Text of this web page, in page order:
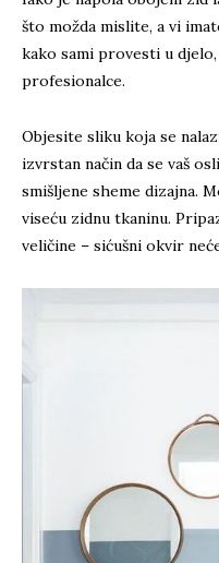
što možda mislite, a vi
kako sami provesti u
profesionalce.
Objesite sliku koja se
izvrstan način da se vaš
smišljene sheme dizajna.
viseću zidnu tkaninu.
veličine – sićušni okvir